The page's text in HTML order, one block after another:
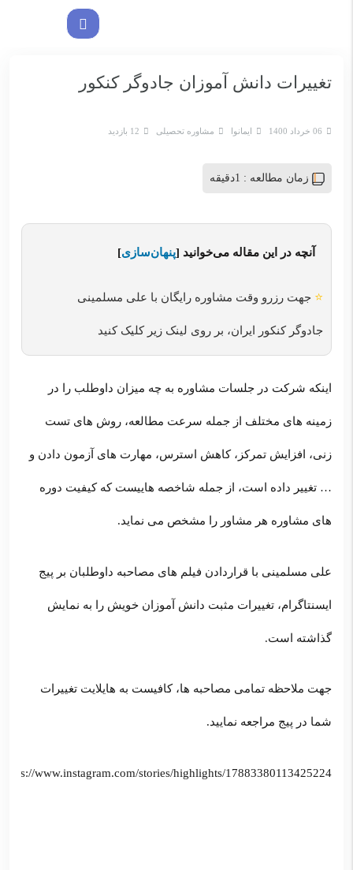
تغییرات دانش آموزان جادوگر کنکور
06 خرداد 1400 ایمانوا مشاوره تحصیلی 12 بازدید
زمان مطالعه : 1دقیقه
آنچه در این مقاله می‌خوانید [پنهان‌سازی]
⭐ جهت رزرو وقت مشاوره رایگان با علی مسلمینی
جادوگر کنکور ایران، بر روی لینک زیر کلیک کنید
اینکه شرکت در جلسات مشاوره به چه میزان داوطلب را در
زمینه های مختلف از جمله سرعت مطالعه، روش های تست
زنی، افزایش تمرکز، کاهش استرس، مهارت های آزمون دادن و
… تغییر داده است، از جمله شاخصه هاییست که کیفیت دوره
های مشاوره هر مشاور را مشخص می نماید.
علی مسلمینی با قراردادن فیلم های مصاحبه داوطلبان بر پیج
ایسنتاگرام، تغییرات مثبت دانش آموزان خویش را به نمایش
گذاشته است.
جهت ملاحظه تمامی مصاحبه ها، کافیست به هایلایت تغییرات
شما در پیج مراجعه نمایید.
https://www.instagram.com/stories/highlights/17883380113425224/